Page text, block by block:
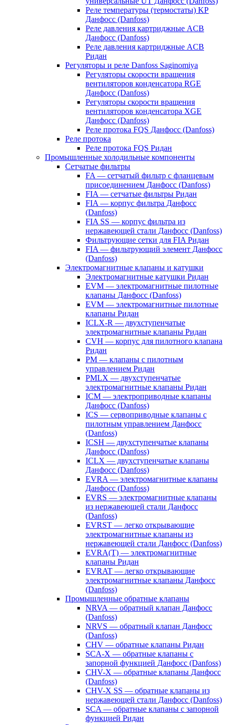
Реле температуры (термостаты) KP
Данфосс (Danfoss)
Реле давления картриджные ACB
Данфосс (Danfoss)
Реле давления картриджные ACB
Ридан
Регуляторы и реле Danfoss Saginomiya
Регуляторы скорости вращения
вентиляторов конденсатора RGE
Данфосс (Danfoss)
Регуляторы скорости вращения
вентиляторов конденсатора XGE
Данфосс (Danfoss)
Реле протока FQS Данфосс (Danfoss)
Реле протока
Реле протока FQS Ридан
Промышленные холодильные компоненты
Сетчатые фильтры
FA — сетчатый фильтр с фланцевым
присоединением Данфосс (Danfoss)
FIA — сетчатые фильтры Ридан
FIA — корпус фильтра Данфосс
(Danfoss)
FIA SS — корпус фильтра из
нержавеющей стали Данфосс (Danfoss)
Фильтрующие сетки для FIA Ридан
FIA — фильтрующий элемент Данфосс
(Danfoss)
Электромагнитные клапаны и катушки
Электромагнитные катушки Ридан
EVM — электромагнитные пилотные
клапаны Данфосс (Danfoss)
EVM — электромагнитные пилотные
клапаны Ридан
ICLX-R — двухступенчатые
электромагнитные клапаны Ридан
CVH — корпус для пилотного клапана
Ридан
PM — клапаны с пилотным
управлением Ридан
PMLX — двухступенчатые
электромагнитные клапаны Ридан
ICM — электроприводные клапаны
Данфосс (Danfoss)
ICS — сервоприводные клапаны с
пилотным управлением Данфосс
(Danfoss)
ICSH — двухступенчатые клапаны
Данфосс (Danfoss)
ICLX — двухступенчатые клапаны
Данфосс (Danfoss)
EVRA — электромагнитные клапаны
Данфосс (Danfoss)
EVRS — электромагнитные клапаны
из нержавеющей стали Данфосс
(Danfoss)
EVRST — легко открывающие
электромагнитные клапаны из
нержавеющей стали Данфосс (Danfoss)
EVRA(T) — электромагнитные
клапаны Ридан
EVRAT — легко открывающие
электромагнитные клапаны Данфосс
(Danfoss)
Промышленные обратные клапаны
NRVA — обратный клапан Данфосс
(Danfoss)
NRVS — обратный клапан Данфосс
(Danfoss)
CHV — обратные клапаны Ридан
SCA-X — обратные клапаны с
запорной функцией Данфосс (Danfoss)
CHV-X — обратные клапаны Данфосс
(Danfoss)
CHV-X SS — обратные клапаны из
нержавеющей стали Данфосс (Danfoss)
SCA — обратные клапаны с запорной
функцией Ридан